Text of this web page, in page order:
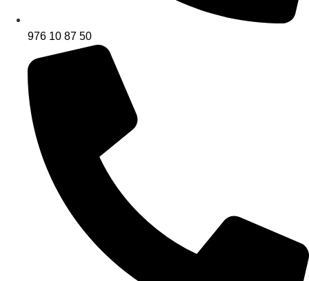
976 10 87 50